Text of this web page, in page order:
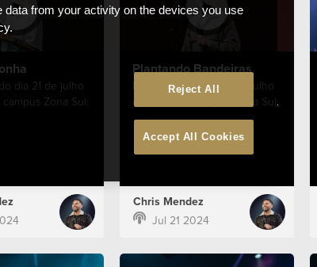
dia 21 de julho
Zona Sul.
Plantando Bandeiras
Mensagem do dia 21 de julho
de 2024 no campus Zona Sul.
Chris Mendez
Jul 21 2024
from your activity on the devices you use
Reject All
Accept All Cookies